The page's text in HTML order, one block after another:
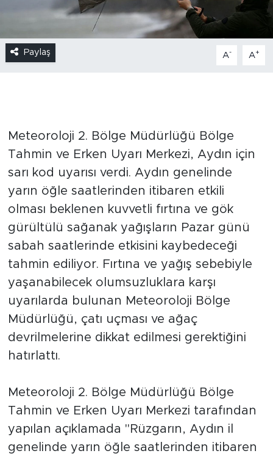
Paylaş A- A+
Meteoroloji 2. Bölge Müdürlüğü Bölge
Tahmin ve Erken Uyarı Merkezi, Aydın için
sarı kod uyarısı verdi. Aydın genelinde
yarın öğle saatlerinden itibaren etkili
olması beklenen kuvvetli fırtına ve gök
gürültülü sağanak yağışların Pazar günü
sabah saatlerinde etkisini kaybedeceği
tahmin ediliyor. Fırtına ve yağış sebebiyle
yaşanabilecek olumsuzluklara karşı
uyarılarda bulunan Meteoroloji Bölge
Müdürlüğü, çatı uçması ve ağaç
devrilmelerine dikkat edilmesi gerektiğini
hatırlattı.
Meteoroloji 2. Bölge Müdürlüğü Bölge
Tahmin ve Erken Uyarı Merkezi tarafından
yapılan açıklamada "Rüzgarın, Aydın il
genelinde yarın öğle saatlerinden itibaren